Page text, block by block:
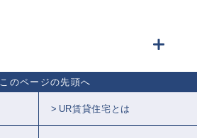
このページの先頭へ
UR賃貸住宅とは